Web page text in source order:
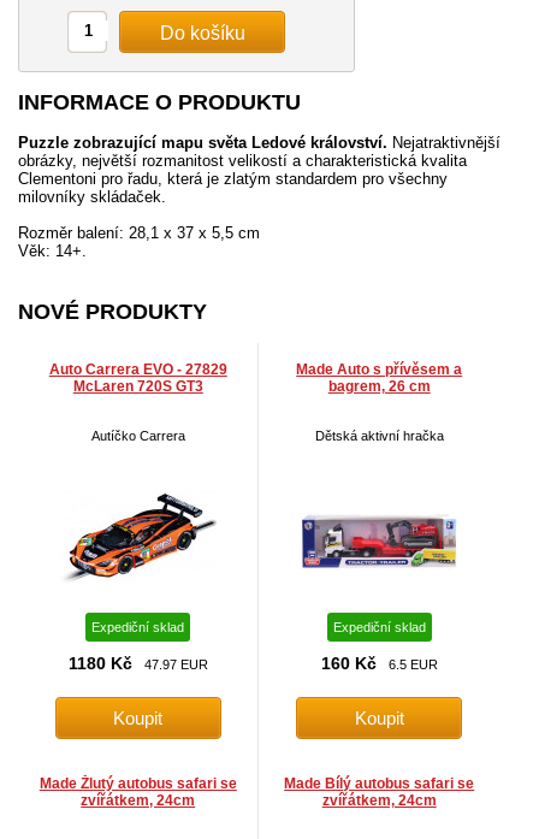
INFORMACE O PRODUKTU
Puzzle zobrazující mapu světa Ledové království. Nejatraktivnější
obrázky, největší rozmanitost velikostí a charakteristická kvalita
Clementoni pro řadu, která je zlatým standardem pro všechny
milovníky skládaček.
Rozměr balení: 28,1 x 37 x 5,5 cm
Věk: 14+.
NOVÉ PRODUKTY
Auto Carrera EVO - 27829
McLaren 720S GT3
Autíčko Carrera
Expediční sklad
1180 Kč 47.97 EUR
Made Auto s přívěsem a
bagrem, 26 cm
Dětská aktivní hračka
Expediční sklad
160 Kč 6.5 EUR
Made Žlutý autobus safari se
zvířátkem, 24cm
Made Bílý autobus safari se
zvířátkem, 24cm